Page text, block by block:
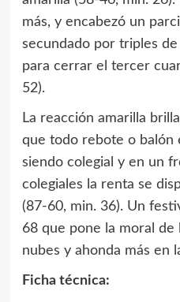
más, y encabezó un
secundado por triples
para cerrar el tercer
52).
La reacción amarilla
que todo rebote o balón
siendo colegial y en un
colegiales la renta se
(87-60, min. 36). Un
68 que pone la moral de
nubes y ahonda más en
Ficha técnica: